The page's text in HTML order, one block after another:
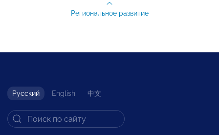
Региональное развитие
Русский English 中文